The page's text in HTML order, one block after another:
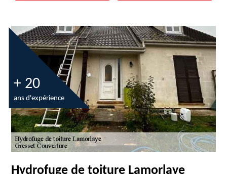
+ 20
ans d'expérience
Hydrofuge de toiture Lamorlaye